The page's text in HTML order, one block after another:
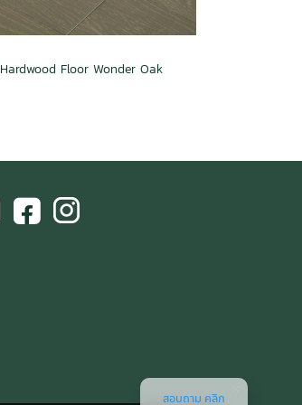
Hardwood Floor Wonder Oak
สอบถาม คลิก